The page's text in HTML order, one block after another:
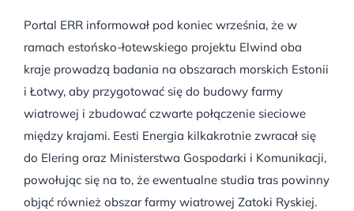
Portal ERR informował pod koniec września, że w
ramach estońsko-łotewskiego projektu Elwind oba
kraje prowadzą badania na obszarach morskich Estonii
i Łotwy, aby przygotować się do budowy farmy
wiatrowej i zbudować czwarte połączenie sieciowe
między krajami. Eesti Energia kilkakrotnie zwracał się
do Elering oraz Ministerstwa Gospodarki i Komunikacji,
powołując się na to, że ewentualne studia tras powinny
objąć również obszar farmy wiatrowej Zatoki Ryskiej.